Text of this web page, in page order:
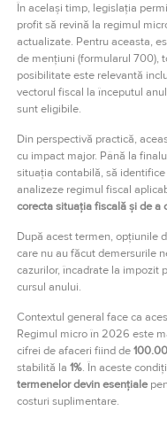
În același timp, legislația
profit să revină la regimul
actualizate. Pentru aceasta,
de mențiuni (formularul 700),
posibilitate este relevantă
vectorul fiscal la începutul
sunt eligibile.
Din perspectivă practică,
cu impact major. Până la
situația contabilă, să
analizeze regimul fiscal
corecta situația fiscală și de
După acest termen, opțiunile
care nu au făcut demersurile
cazurilor, încadrate la impozit
cursul anului.
Contextul general face ca
Regimul micro în 2026 este
cifrei de afaceri fiind de
stabilită la1%. În aceste
termenelor devin esențiale
costuri suplimentare.